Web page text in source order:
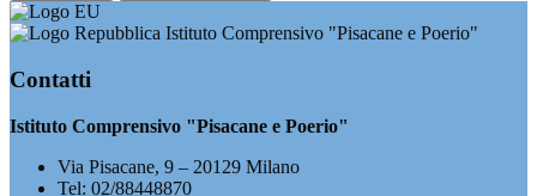
Istituto Comprensivo "Pisacane e Poerio"
Contatti
Istituto Comprensivo "Pisacane e Poerio"
Via Pisacane, 9 – 20129 Milano
Tel: 02/88448870